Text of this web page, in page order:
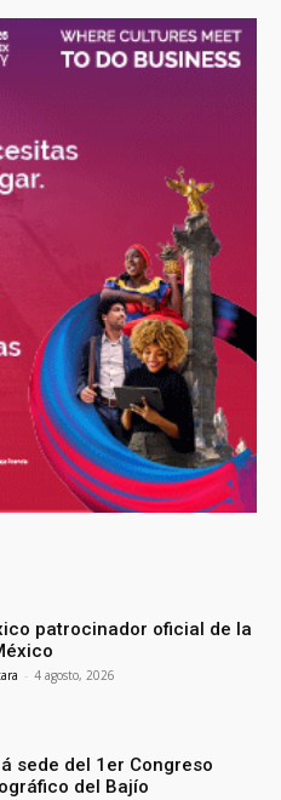
patrocinador oficial de la
- 4 agosto, 2026
sede del 1er Congreso
del Bajío